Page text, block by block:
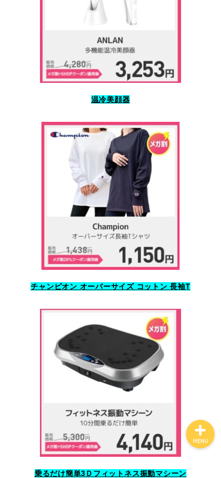
温冷美顔器
チャンピオン オーバーサイズ コットン 長袖T
乗るだけ簡単3Ｄフィットネス振動マシーン
MENU
Qoo10
100均
しまむら
ジェーソン